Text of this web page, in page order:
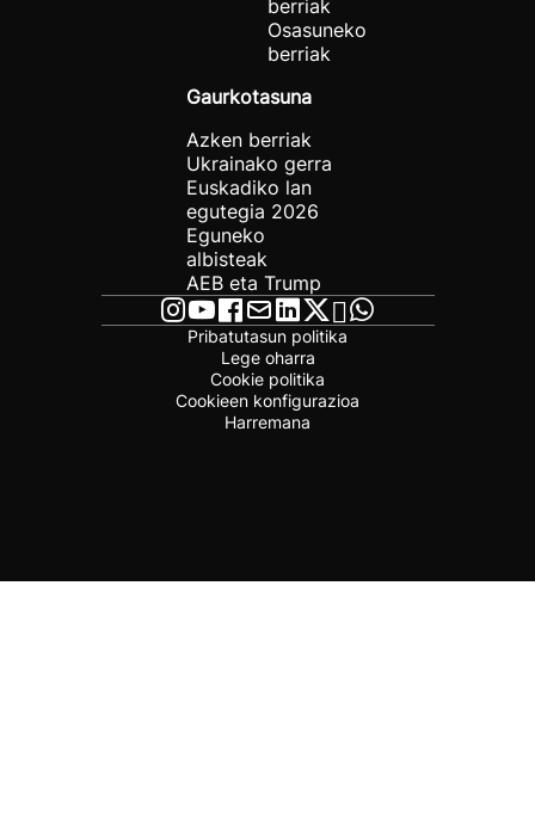
berriak
Osasuneko
berriak
Gaurkotasuna
Azken berriak
Ukrainako gerra
Euskadiko lan
egutegia 2026
Eguneko
albisteak
AEB eta Trump
Pribatutasun politika
Lege oharra
Cookie politika
Cookieen konfigurazioa
Harremana